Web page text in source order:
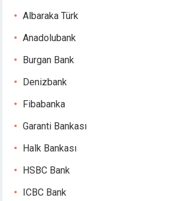
Albaraka Türk
Anadolubank
Burgan Bank
Denizbank
Fibabanka
Garanti Bankası
Halk Bankası
HSBC Bank
ICBC Bank